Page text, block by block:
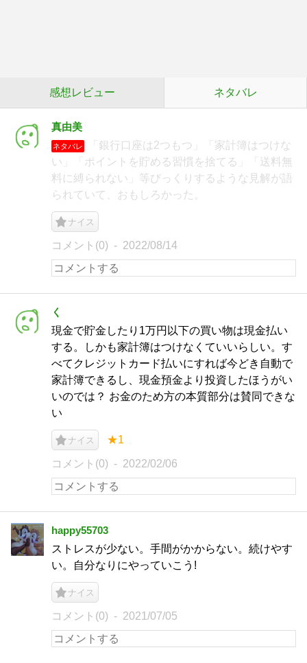
感想レビュー ネタバレ
真由美
ネタバレ
「銀行口座は2つもつ」「家計簿はつけな
い」「ポイントを貯める習慣を捨てる」「送料無
料に縛られない」等びっくりするような見解が語
られていて、おもしろかった。
ナイス
コメント(0) 2022/08/14
く
現金で貯金したり1万円以下の買い物は現金払い
する。しかも家計簿はつけなくていいらしい。す
べてクレジットカード払いにすれば今どき自動で
家計簿できるし、現金預金より投資したほうがい
いのでは？ お金のため方の本質部分は賛同できな
い
ナイス ★1
コメント(0) 2022/02/06
happy55703
ストレスが少ない。手間がかからない。続けやす
い。自分なりにやっていこう!
ナイス
コメント(0) 2021/07/05